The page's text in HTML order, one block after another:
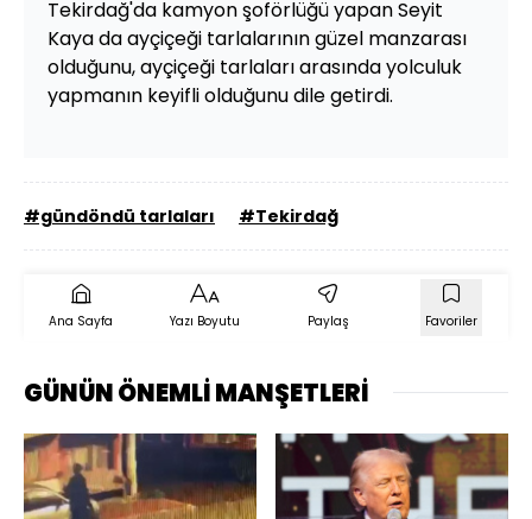
Tekirdağ'da kamyon şoförlüğü yapan Seyit
Kaya da ayçiçeği tarlalarının güzel manzarası
olduğunu, ayçiçeği tarlaları arasında yolculuk
yapmanın keyifli olduğunu dile getirdi.
#gündöndü tarlaları #Tekirdağ
Ana Sayfa Yazı Boyutu Paylaş Favoriler
GÜNÜN ÖNEMLİ MANŞETLERİ